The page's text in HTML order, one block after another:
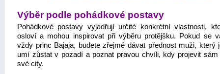
Výběr podle pohádkové postavy
Pohádkové postavy vyjadřují určité konkrétní vlastnosti,
osloví a mohou inspirovat při výběru protějšku. Pokud se
vždy princ Bajaja, budete zřejmě dávat přednost muži, který
umí zůstat v pozadí a poznat pravou chvíli, kdy projevit sám
své city.